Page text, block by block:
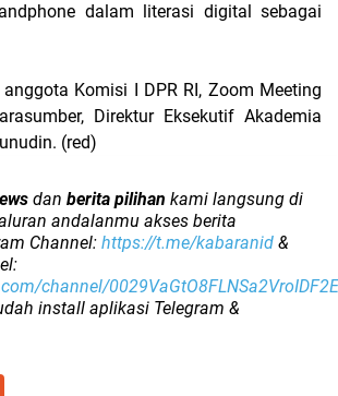
dalam literasi digital sebagai
Komisi I DPR RI, Zoom Meeting
Direktur Eksekutif Akademia
(red)
dan berita pilihan kami langsung di
andalanmu akses berita
Channel: https://t.me/kabaranid &
channel/0029VaGtO8FLNSa2VroIDF2E
install aplikasi Telegram &